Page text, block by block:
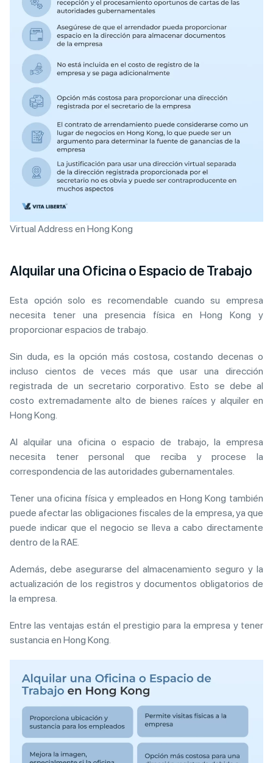
Virtual Address en Hong Kong
Alquilar una Oficina o Espacio de Trabajo
Esta opción solo es recomendable cuando su empresa
necesita tener una presencia física en Hong Kong y
proporcionar espacios de trabajo.
Sin duda, es la opción más costosa, costando decenas o
incluso cientos de veces más que usar una dirección
registrada de un secretario corporativo. Esto se debe al
costo extremadamente alto de bienes raíces y alquiler en
Hong Kong.
Al alquilar una oficina o espacio de trabajo, la empresa
necesita tener personal que reciba y procese la
correspondencia de las autoridades gubernamentales.
Tener una oficina física y empleados en Hong Kong también
puede afectar las obligaciones fiscales de la empresa, ya que
puede indicar que el negocio se lleva a cabo directamente
dentro de la RAE.
Además, debe asegurarse del almacenamiento seguro y la
actualización de los registros y documentos obligatorios de
la empresa.
Entre las ventajas están el prestigio para la empresa y tener
sustancia en Hong Kong.